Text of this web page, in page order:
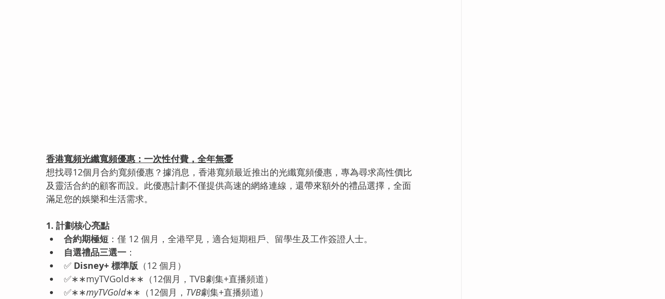
香港寬頻光纖寬頻優惠：一次性付費，全年無憂
想找尋12個月合約寬頻優惠？據消息，香港寬頻最近推出的光纖寬頻優惠，專為尋求高性價比
及靈活合約的顧客而設。此優惠計劃不僅提供高速的網絡連線，還帶來額外的禮品選擇，全面
滿足您的娛樂和生活需求。
1. 計劃核心亮點
合約期極短 ：僅 12 個月，全港罕見，適合短期租戶、留學生及工作簽證人士。
自選禮品三選一 ：
✅ Disney+ 標準版 （12 個月）
✅∗∗myTVGold∗∗（12個月，TVB劇集+直播頻道）
✅∗∗myTVGold∗∗（12個月， TVB劇集+直播頻道）